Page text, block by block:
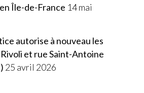
Île-de-France 14 mai
autorise à nouveau les
et rue Saint-Antoine
25 avril 2026